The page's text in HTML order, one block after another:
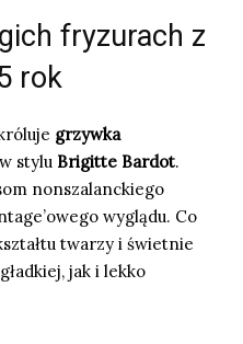
fryzurach z
rok
grzywka
stylu Brigitte Bardot.
nonszalanckiego
wyglądu. Co
twarzy i świetnie
jak i lekko